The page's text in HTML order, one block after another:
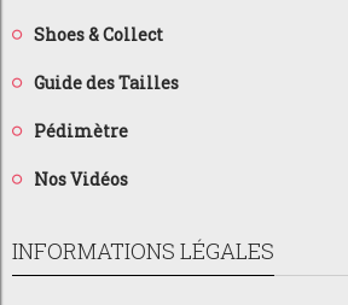
Shoes & Collect
Guide des Tailles
Pédimètre
Nos Vidéos
INFORMATIONS LÉGALES